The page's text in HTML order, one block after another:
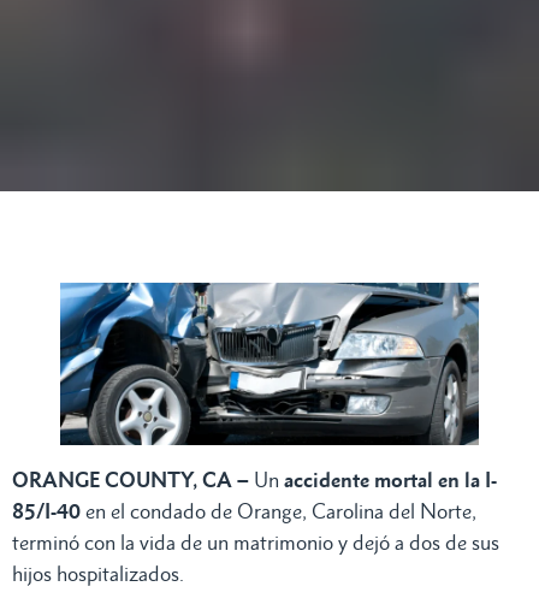
ORANGE COUNTY, CA – Un accidente mortal en la I-
85/I-40 en el condado de Orange, Carolina del Norte,
terminó con la vida de un matrimonio y dejó a dos de sus
hijos hospitalizados.